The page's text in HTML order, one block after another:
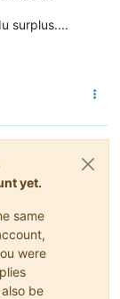
surplus....
yet.
same
were
be